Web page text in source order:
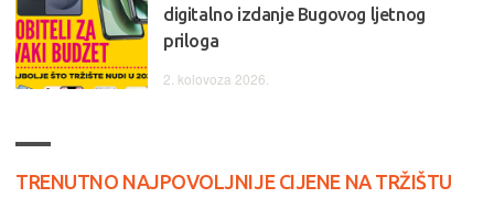
digitalno izdanje Bugovog ljetnog
priloga
2. kolovoza 2026.
TRENUTNO NAJPOVOLJNIJE CIJENE NA TRŽIŠTU